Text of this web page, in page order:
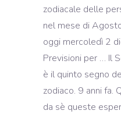
zodiacale delle
nel mese di
oggi mercoledì 2
Previsioni per … Il
è il quinto segno
zodiaco. 9 anni fa.
da sè queste